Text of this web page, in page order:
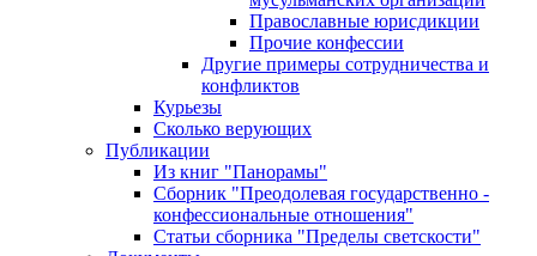
Православные юрисдикции
Прочие конфессии
Другие примеры сотрудничества и
конфликтов
Курьезы
Сколько верующих
Публикации
Из книг "Панорамы"
Сборник "Преодолевая государственно -
конфессиональные отношения"
Статьи сборника "Пределы светскости"